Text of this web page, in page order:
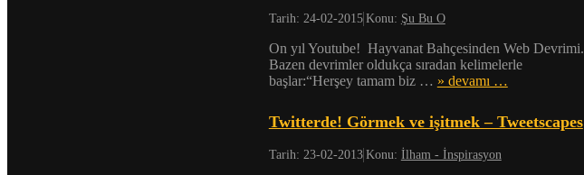
Tarih: 24-02-2015 Konu: Şu Bu O
On yıl Youtube! Hayvanat Bahçesinden Web Devrimi.
Bazen devrimler oldukça sıradan kelimelerle
başlar:“Herşey tamam biz … » devamı …
Twitterde! Görmek ve işitmek – Tweetscapes
Tarih: 23-02-2013 Konu: İlham - İnspirasyon